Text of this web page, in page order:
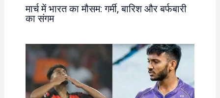
मार्च में भारत का मौसम: गर्मी, बारिश और बर्फबारी
का संगम